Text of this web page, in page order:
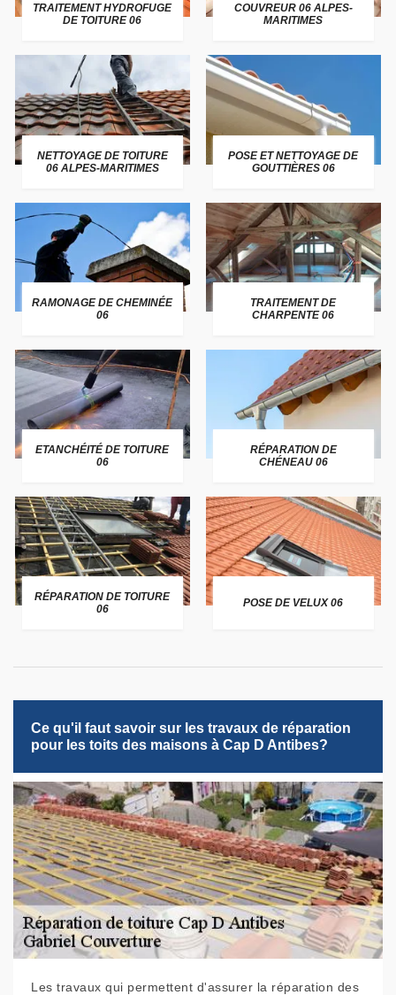
TRAITEMENT HYDROFUGE
DE TOITURE 06
COUVREUR 06 ALPES-
MARITIMES
NETTOYAGE DE TOITURE
06 ALPES-MARITIMES
POSE ET NETTOYAGE DE
GOUTTIÈRES 06
RAMONAGE DE CHEMINÉE
06
TRAITEMENT DE
CHARPENTE 06
ETANCHÉITÉ DE TOITURE
06
RÉPARATION DE
CHÉNEAU 06
RÉPARATION DE TOITURE
06
POSE DE VELUX 06
Ce qu'il faut savoir sur les travaux de réparation
pour les toits des maisons à Cap D Antibes?
Les travaux qui permettent d'assurer la réparation des